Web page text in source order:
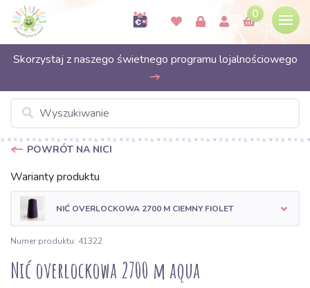
0
Skorzystaj z naszego świetnego programu lojalnościowego
POWRÓT NA NICI
Warianty produktu
NIĆ OVERLOCKOWA 2700 M CIEMNY FIOLET
Numer produktu: 41322
Nić overlockowa 2700 m aqua